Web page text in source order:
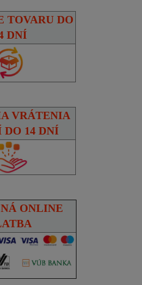
TOVARU DO
DNÍ
VRÁTENIA
DO 14 DNÍ
ONLINE